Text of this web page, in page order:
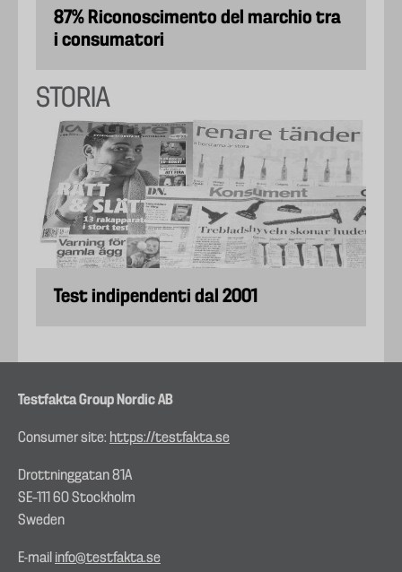
87% Riconoscimento del marchio tra
i consumatori
STORIA
Test indipendenti dal 2001
Testfakta Group Nordic AB
Consumer site: https://testfakta.se
Drottninggatan 81A
SE–111 60 Stockholm
Sweden
E-mail info@testfakta.se